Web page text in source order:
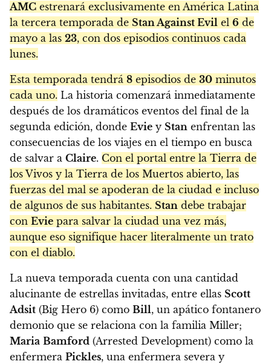
AMC estrenará exclusivamente en América Latina
la tercera temporada de Stan Against Evil el 6 de
mayo a las 23, con dos episodios continuos cada
lunes.
Esta temporada tendrá 8 episodios de 30 minutos
cada uno. La historia comenzará inmediatamente
después de los dramáticos eventos del final de la
segunda edición, donde Evie y Stan enfrentan las
consecuencias de los viajes en el tiempo en busca
de salvar a Claire. Con el portal entre la Tierra de
los Vivos y la Tierra de los Muertos abierto, las
fuerzas del mal se apoderan de la ciudad e incluso
de algunos de sus habitantes. Stan debe trabajar
con Evie para salvar la ciudad una vez más,
aunque eso signifique hacer literalmente un trato
con el diablo.
La nueva temporada cuenta con una cantidad
alucinante de estrellas invitadas, entre ellas Scott
Adsit (Big Hero 6) como Bill, un apático fontanero
demonio que se relaciona con la familia Miller;
Maria Bamford (Arrested Development) como la
enfermera Pickles, una enfermera severa y